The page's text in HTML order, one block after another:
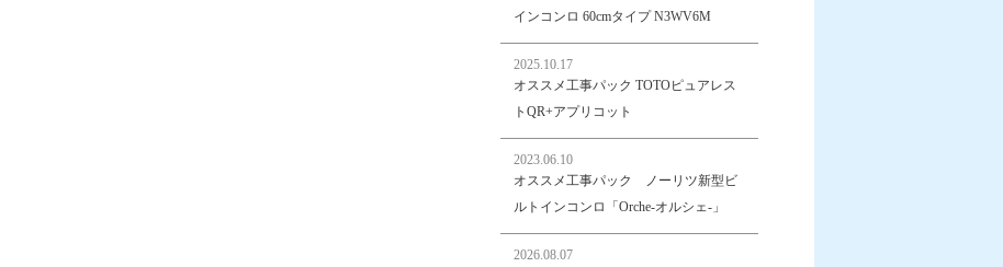
インコンロ 60cmタイプ N3WV6M
2025.10.17
オススメ工事パック TOTOピュアレス
トQR+アプリコット
2023.06.10
オススメ工事パック ノーリツ新型ビ
ルトインコンロ「Orche-オルシェ-」
2026.08.07